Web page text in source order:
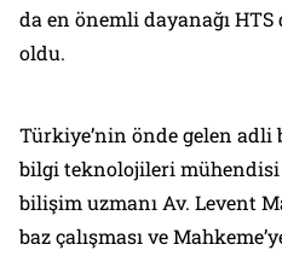
da en önemli dayanağı
oldu.
Türkiye’nin önde gelen
bilgi teknolojileri mühendisi
bilişim uzmanı Av. Levent
baz çalışması ve